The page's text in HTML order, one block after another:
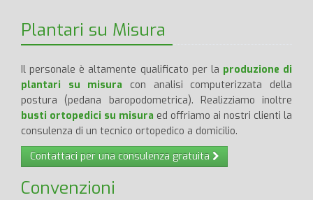
Plantari su Misura
Il personale è altamente qualificato per la produzione di
plantari su misura con analisi computerizzata della
postura (pedana baropodometrica). Realizziamo inoltre
busti ortopedici su misura ed offriamo ai nostri clienti la
consulenza di un tecnico ortopedico a domicilio.
Contattaci per una consulenza gratuita
Convenzioni